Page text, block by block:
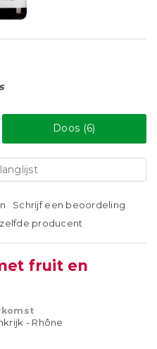
Doos (6)
Schrijf een beoordeling
producent
fruit en
- Rhône